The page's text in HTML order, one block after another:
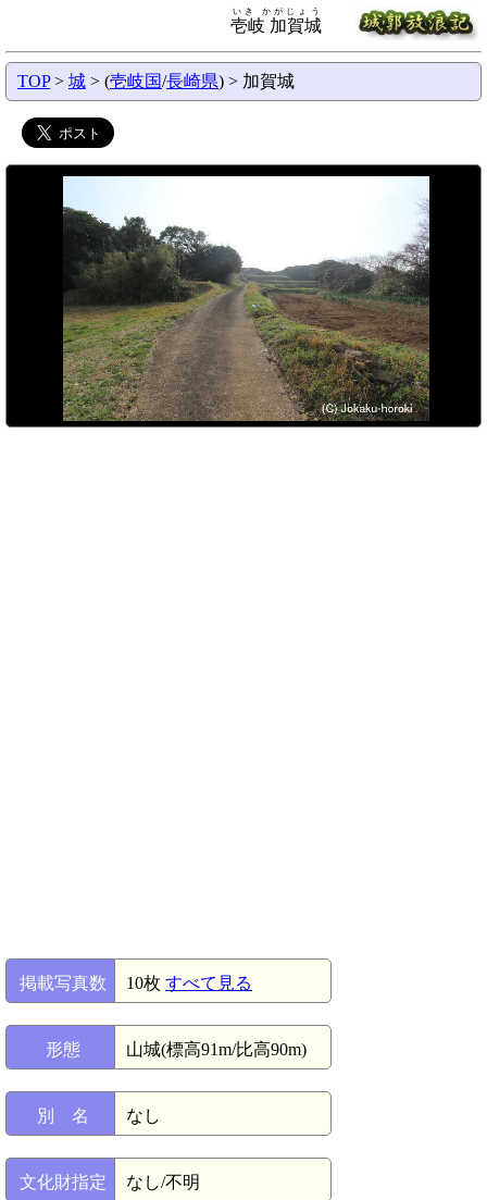
壱岐 加賀城
いき かがじょう
TOP> 城 > (壱岐国/長崎県) > 加賀城
掲載写真数 10枚 すべて見る
形態 山城(標高91m/比高90m)
別 名 なし
文化財指定 なし/不明